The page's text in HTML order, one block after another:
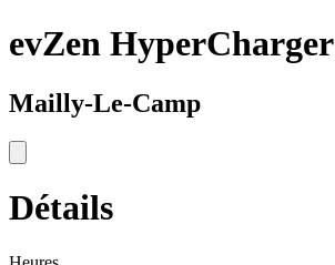
evZen HyperCharger
Mailly-Le-Camp
Détails